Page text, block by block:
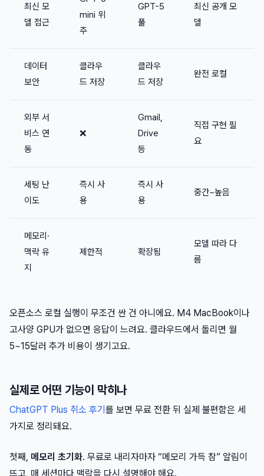
최신 모
델 접근
mini 위
주
GPT-5
풀
최신 공개 모
델
데이터
보안
클라우
드 저장
클라우
드 저장
완전 로컬
외부 서
비스 연
동
❌
Gmail,
Drive
등
직접 구현 필
요
세팅 난
이도
즉시 사
용
즉시 사
용
중간~높음
메모리·
맥락 유
지
제한적 확장됨
모델 따라 다
름
오픈소스 로컬 실행이 무조건 싼 건 아니에요. M4 MacBook이나
고사양 GPU가 없으면 응답이 느려요. 클라우드에서 돌리면 월
5~15달러 추가 비용이 생기고요.
실제로 어떤 기능이 막히나
ChatGPT Plus 취소 후기 를 보면 무료 전환 뒤 실제 불편함은 세
가지로 정리돼요.
첫째, 메모리 초기화. 무료로 내리자마자 “메모리 가득 참” 알림이
뜨고, 매 세션마다 맥락을 다시 설명해야 해요.